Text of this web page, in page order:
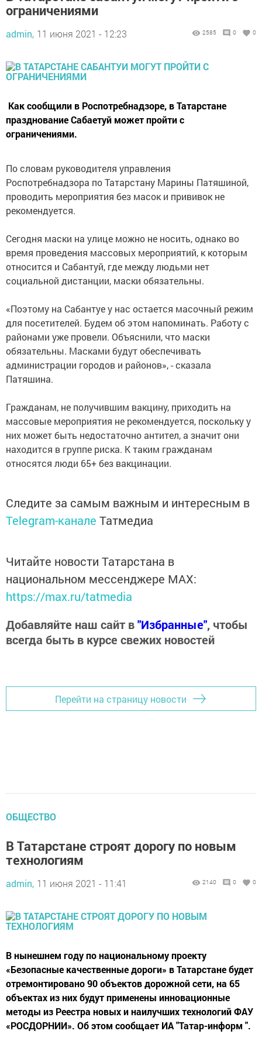
ограничениями
admin, 11 июня 2021 - 12:23 2585 0 0
Как сообщили в Роспотребнадзоре, в Татарстане
празднование Сабаетуй может пройти с
ограничениями.
По словам руководителя управления
Роспотребнадзора по Татарстану Марины Патяшиной,
проводить мероприятия без масок и прививок не
рекомендуется.
Сегодня маски на улице можно не носить, однако во
время проведения массовых мероприятий, к которым
относится и Сабантуй, где между людьми нет
социальной дистанции, маски обязательны.
«Поэтому на Сабантуе у нас остается масочный режим
для посетителей. Будем об этом напоминать. Работу с
районами уже провели. Объяснили, что маски
обязательны. Масками будут обеспечивать
администрации городов и районов», - сказала
Патяшина.
Гражданам, не получившим вакцину, приходить на
массовые мероприятия не рекомендуется, поскольку у
них может быть недостаточно антител, а значит они
находится в группе риска. К таким гражданам
относятся люди 65+ без вакцинации.
Следите за самым важным и интересным в
Telegram-канале Татмедиа
Читайте новости Татарстана в
национальном мессенджере MАХ:
https://max.ru/tatmedia
Добавляйте наш сайт в"Избранные", чтобы
всегда быть в курсе свежих новостей
Перейти на страницу новости
ОБЩЕСТВО
В Татарстане строят дорогу по новым
технологиям
admin, 11 июня 2021 - 11:41 2140 0 0
В нынешнем году по национальному проекту
«Безопасные качественные дороги» в Татарстане будет
отремонтировано 90 объектов дорожной сети, на 65
объектах из них будут применены инновационные
методы из Реестра новых и наилучших технологий ФАУ
«РОСДОРНИИ». Об этом сообщает ИА "Татар-информ ".